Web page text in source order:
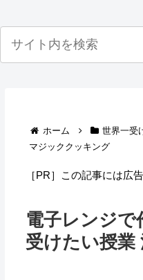
ホーム 世界一受
マジッククッキング
［PR］この記事には広
電子レンジで
受けたい授業